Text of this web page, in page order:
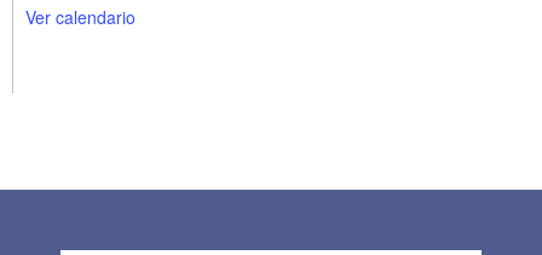
Ver calendario